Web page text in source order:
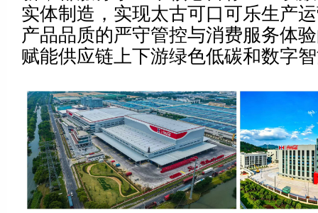
实体制造，实现太古可口可乐生产
产品品质的严守管控与消费服务体
赋能供应链上下游绿色低碳和数字